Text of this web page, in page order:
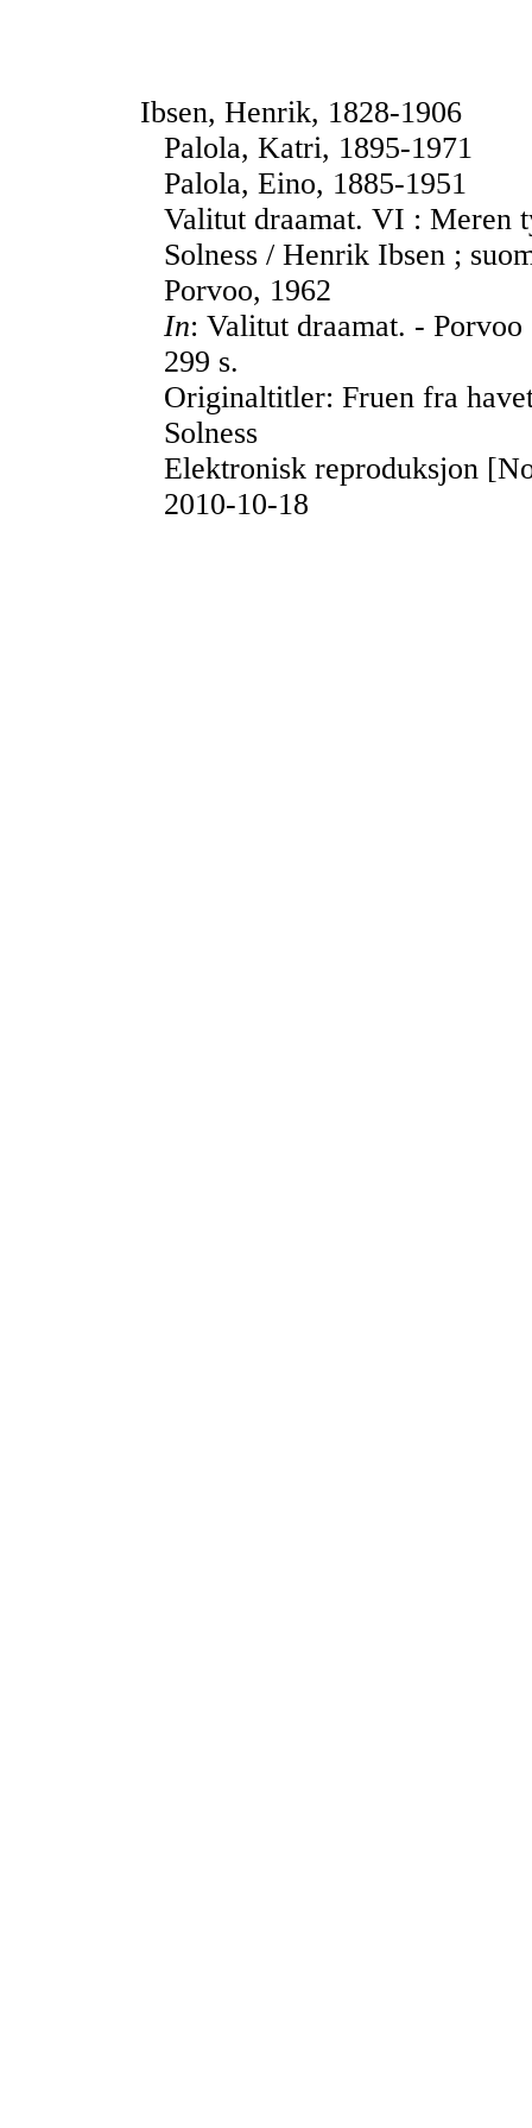
Ibsen, Henrik, 1828-1906
Palola, Katri, 1895-1971
Palola, Eino, 1885-1951
Valitut draamat. VI : Meren
Solness / Henrik Ibsen ;
Porvoo, 1962
In: Valitut draamat. -
299 s.
Originaltitler: Fruen fra
Solness
Elektronisk reproduksjon
2010-10-18